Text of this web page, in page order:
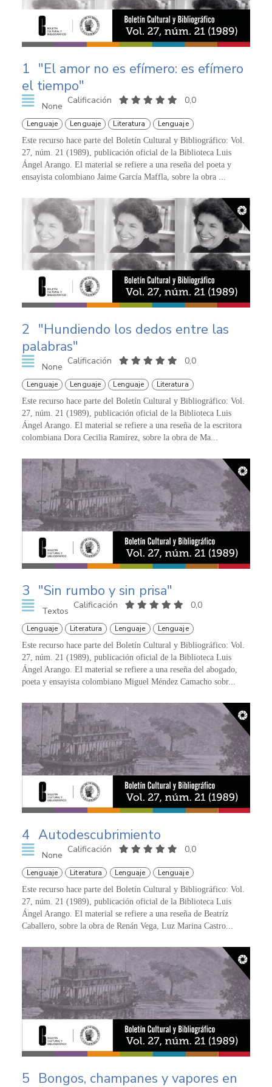
1 "El amor no es efímero: es efímero
el tiempo"
None
Calificación 0,0
Lenguaje Lenguaje Literatura Lenguaje
Este recurso hace parte del Boletín Cultural y Bibliográfico: Vol.
27, núm. 21 (1989), publicación oficial de la Biblioteca Luis
Ángel Arango. El material se refiere a una reseña del poeta y
ensayista colombiano Jaime García Maffla, sobre la obra ...
2 "Hundiendo los dedos entre las
palabras"
None
Calificación 0,0
Lenguaje Lenguaje Lenguaje Literatura
Este recurso hace parte del Boletín Cultural y Bibliográfico: Vol.
27, núm. 21 (1989), publicación oficial de la Biblioteca Luis
Ángel Arango. El material se refiere a una reseña de la escritora
colombiana Dora Cecilia Ramírez, sobre la obra de Ma...
3 "Sin rumbo y sin prisa"
Textos
Calificación 0,0
Lenguaje Literatura Lenguaje Lenguaje
Este recurso hace parte del Boletín Cultural y Bibliográfico: Vol.
27, núm. 21 (1989), publicación oficial de la Biblioteca Luis
Ángel Arango. El material se refiere a una reseña del abogado,
poeta y ensayista colombiano Miguel Méndez Camacho sobr...
4 Autodescubrimiento
None
Calificación 0,0
Lenguaje Literatura Lenguaje Lenguaje
Este recurso hace parte del Boletín Cultural y Bibliográfico: Vol.
27, núm. 21 (1989), publicación oficial de la Biblioteca Luis
Ángel Arango. El material se refiere a una reseña de Beatríz
Caballero, sobre la obra de Renán Vega, Luz Marina Castro...
5 Bongos, champanes y vapores en